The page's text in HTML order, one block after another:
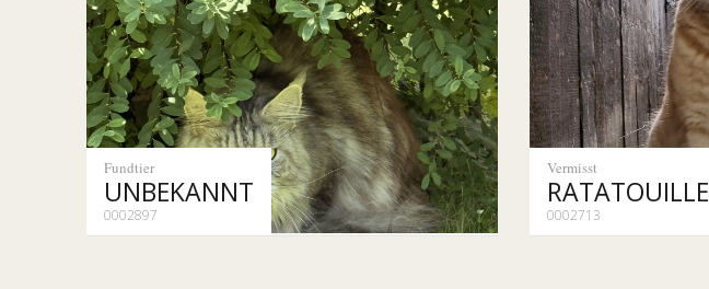
Fundtier
UNBEKANNT
0002897
Vermisst
RATATOUILLE
0002713